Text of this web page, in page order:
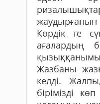
жаудырғанын
Көрдік те
ағалардың
Жазбаны
келді.
бірімізді